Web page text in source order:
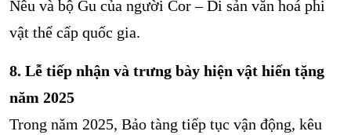
Nêu và bộ Gu của người Cor – Di sản văn hoá phi
vật thể cấp quốc gia.
8. Lễ tiếp nhận và trưng bày hiện vật hiến tặng
năm 2025
Trong năm 2025, Bảo tàng tiếp tục vận động, kêu